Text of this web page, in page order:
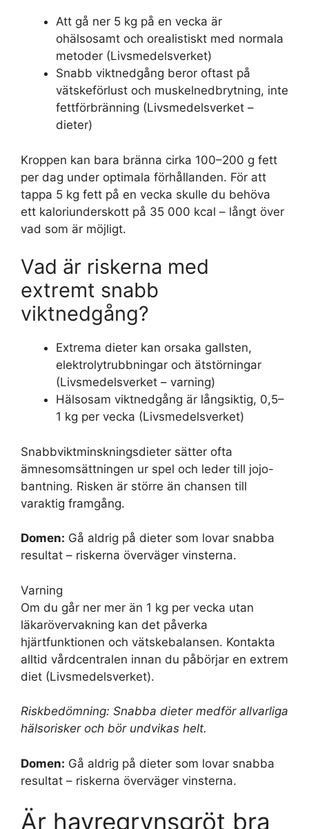
Att gå ner 5 kg på en vecka är
ohälsosamt och orealistiskt med normala
metoder (Livsmedelsverket)
Snabb viktnedgång beror oftast på
vätskeförlust och muskelnedbrytning, inte
fettförbränning (Livsmedelsverket –
dieter)
Kroppen kan bara bränna cirka 100–200 g fett
per dag under optimala förhållanden. För att
tappa 5 kg fett på en vecka skulle du behöva
ett kaloriunderskott på 35 000 kcal – långt över
vad som är möjligt.
Vad är riskerna med
extremt snabb
viktnedgång?
Extrema dieter kan orsaka gallsten,
elektrolytrubbningar och ätstörningar
(Livsmedelsverket – varning)
Hälsosam viktnedgång är långsiktig, 0,5–
1 kg per vecka (Livsmedelsverket)
Snabbviktminskningsdieter sätter ofta
ämnesomsättningen ur spel och leder till jojo-
bantning. Risken är större än chansen till
varaktig framgång.
Domen: Gå aldrig på dieter som lovar snabba
resultat – riskerna överväger vinsterna.
Varning
Om du går ner mer än 1 kg per vecka utan
läkarövervakning kan det påverka
hjärtfunktionen och vätskebalansen. Kontakta
alltid vårdcentralen innan du påbörjar en extrem
diet (Livsmedelsverket).
Riskbedömning: Snabba dieter medför allvarliga
hälsorisker och bör undvikas helt.
Domen: Gå aldrig på dieter som lovar snabba
resultat – riskerna överväger vinsterna.
Är havregrynsgröt bra